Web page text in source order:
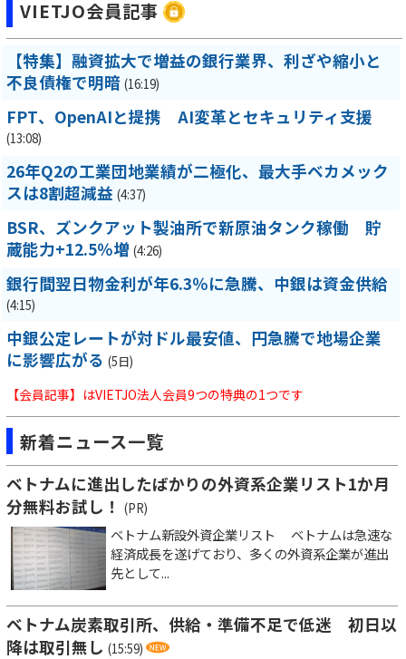
VIETJO会員記事
【特集】融資拡大で増益の銀行業界、利ざや縮小と
不良債権で明暗 (16:19)
FPT、OpenAIと提携 AI変革とセキュリティ支援
(13:08)
26年Q2の工業団地業績が二極化、最大手ベカメック
スは8割超減益 (4:37)
BSR、ズンクアット製油所で新原油タンク稼働 貯
蔵能力+12.5％増 (4:26)
銀行間翌日物金利が年6.3％に急騰、中銀は資金供給
(4:15)
中銀公定レートが対ドル最安値、円急騰で地場企業
に影響広がる (5日)
【会員記事】はVIETJO法人会員9つの特典の1つです
新着ニュース一覧
ベトナムに進出したばかりの外資系企業リスト1か月
分無料お試し！
(PR)
ベトナム新設外資企業リスト ベトナムは急速な
経済成長を遂げており、多くの外資系企業が進出
先として...
ベトナム炭素取引所、供給・準備不足で低迷 初日以
降は取引無し (15:59)